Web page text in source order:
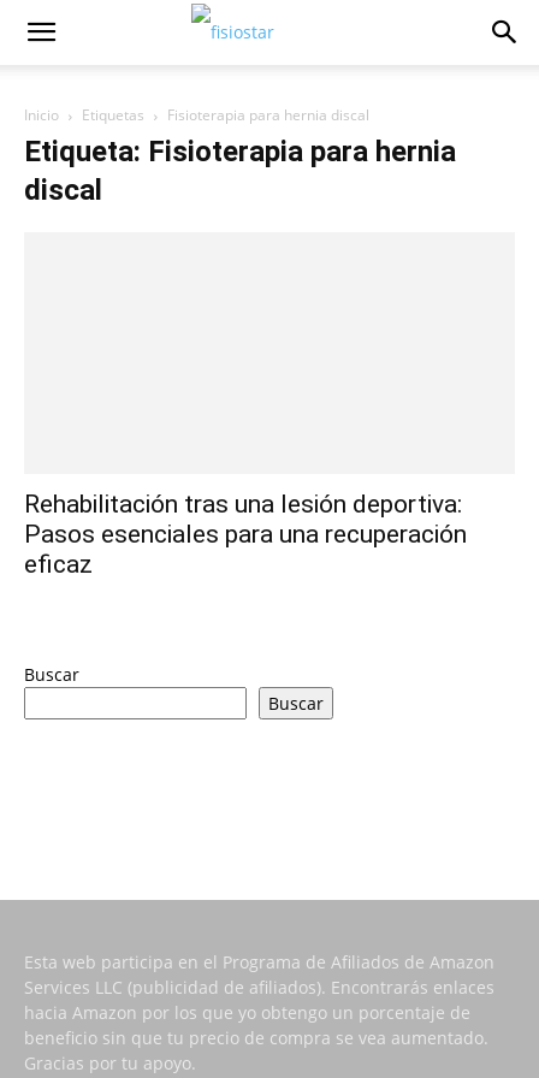
Inicio Etiquetas Fisioterapia para hernia discal
Etiqueta: Fisioterapia para hernia
discal
Rehabilitación tras una lesión deportiva:
Pasos esenciales para una recuperación
eficaz
Buscar
Buscar
Esta web participa en el Programa de Afiliados de Amazon
Services LLC (publicidad de afiliados). Encontrarás enlaces
hacia Amazon por los que yo obtengo un porcentaje de
beneficio sin que tu precio de compra se vea aumentado.
Gracias por tu apoyo.